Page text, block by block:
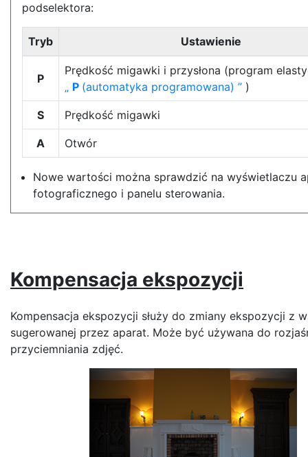
podselektora:
Tryb Ustawienie
P
Prędkość migawki i przysłona (program
P (automatyka programowana) )
S Prędkość migawki
A Otwór
Nowe wartości można sprawdzić na wyświetlaczu
fotograficznego i panelu sterowania.
Kompensacja ekspozycji
Kompensacja ekspozycji służy do zmiany ekspozycji z
sugerowanej przez aparat. Może być używana do
przyciemniania zdjęć.